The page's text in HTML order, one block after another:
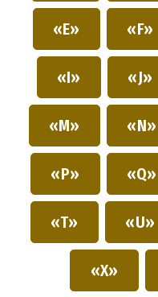
«E» «F»
«I» «J»
«M» «N»
«P» «Q»
«T» «U»
«X»